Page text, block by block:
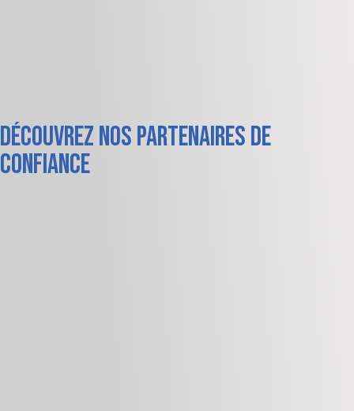
Découvrez nos partenaires de
confiance